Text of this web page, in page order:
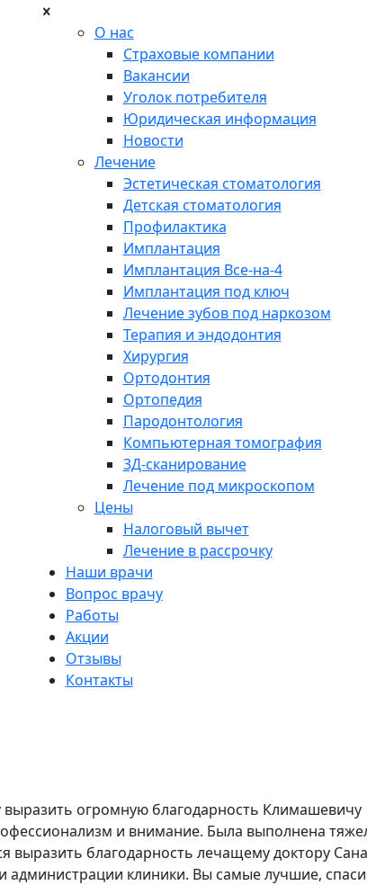
О нас
Страховые компании
Вакансии
Уголок потребителя
Юридическая информация
Новости
Лечение
Эстетическая стоматология
Детская стоматология
Профилактика
Имплантация
Имплантация Все-на-4
Имплантация под ключ
Лечение зубов под наркозом
Терапия и эндодонтия
Хирургия
Ортодонтия
Ортопедия
Пародонтология
Компьютерная томография
3Д-сканирование
Лечение под микроскопом
Цены
Налоговый вычет
Лечение в рассрочку
Наши врачи
Вопрос врачу
Работы
Акции
Отзывы
Контакты
выразить огромную благодарность Климашевичу
и внимание. Была выполнена
выразить благодарность лечащему доктору
администрации клиники. Вы самые лучшие,